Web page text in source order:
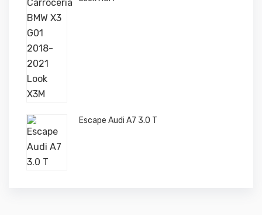
Escape Audi A7 3.0 T